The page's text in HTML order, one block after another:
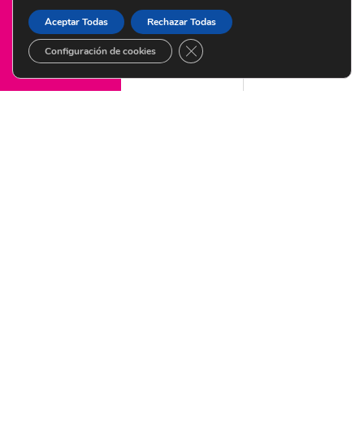
© Copyright 2022 Centro de Diagnóstico Granada – Diseñado por
Aceptar Todas Rechazar Todas
Configuración de cookies CERRAR EL BANNER DE